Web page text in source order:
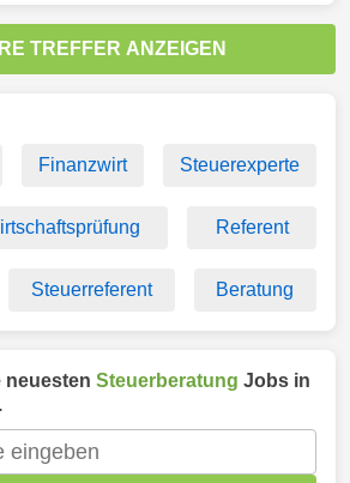
TREFFER ANZEIGEN
Finanzwirt Steuerexperte
Referent
Steuerreferent Beratung
neuesten Steuerberatung Jobs in